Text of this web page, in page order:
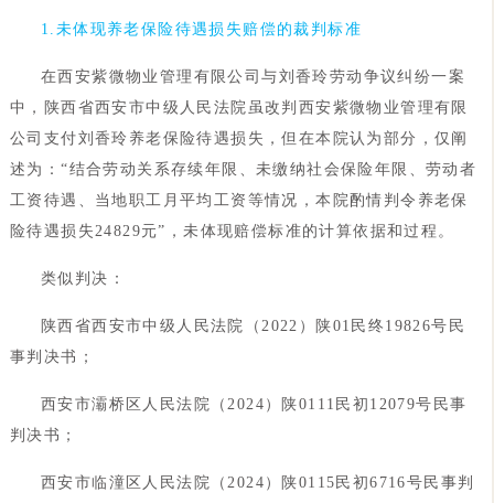
1.未体现养老保险待遇损失赔偿的裁判标准
在西安紫微物业管理有限公司与刘香玲劳动争议纠纷一案
中，陕西省西安市中级人民法院虽改判西安紫微物业管理有限
公司支付刘香玲养老保险待遇损失，但在本院认为部分，仅阐
述为：“结合劳动关系存续年限、未缴纳社会保险年限、劳动者
工资待遇、当地职工月平均工资等情况，本院酌情判令养老保
险待遇损失24829元”，未体现赔偿标准的计算依据和过程。
类似判决：
陕西省西安市中级人民法院（2022）陕01民终19826号民
事判决书；
西安市灞桥区人民法院（2024）陕0111民初12079号民事
判决书；
西安市临潼区人民法院（2024）陕0115民初6716号民事判